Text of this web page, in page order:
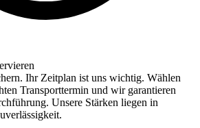
Ihr Zeitplan ist uns wichtig. Wählen
Transporttermin und wir garantieren
Unsere Stärken liegen in